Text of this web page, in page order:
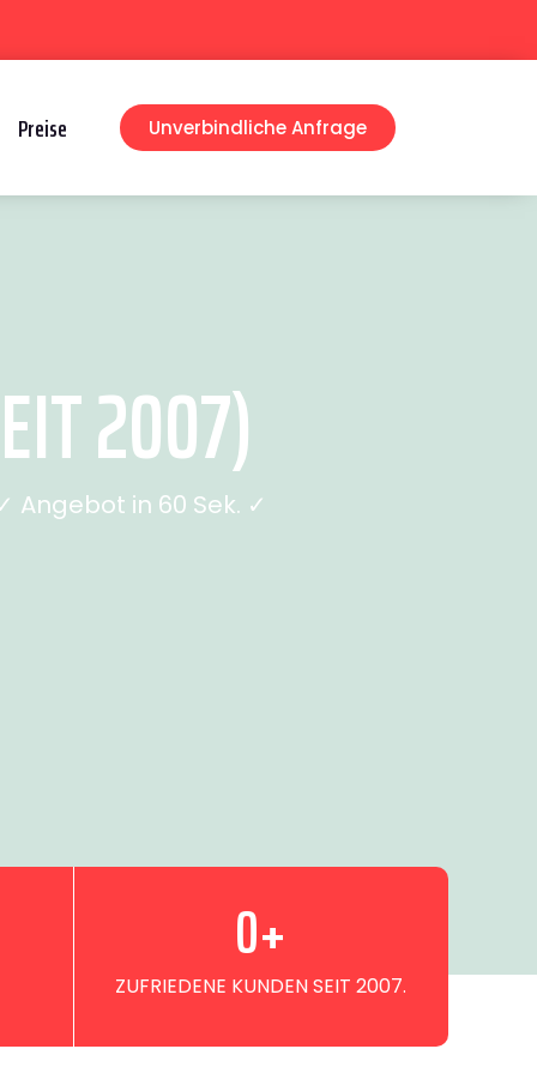
Preise Unverbindliche Anfrage
2007)
Angebot in 60 Sek. ✓
ZUFRIEDENE KUNDEN SEIT 2007.
0+